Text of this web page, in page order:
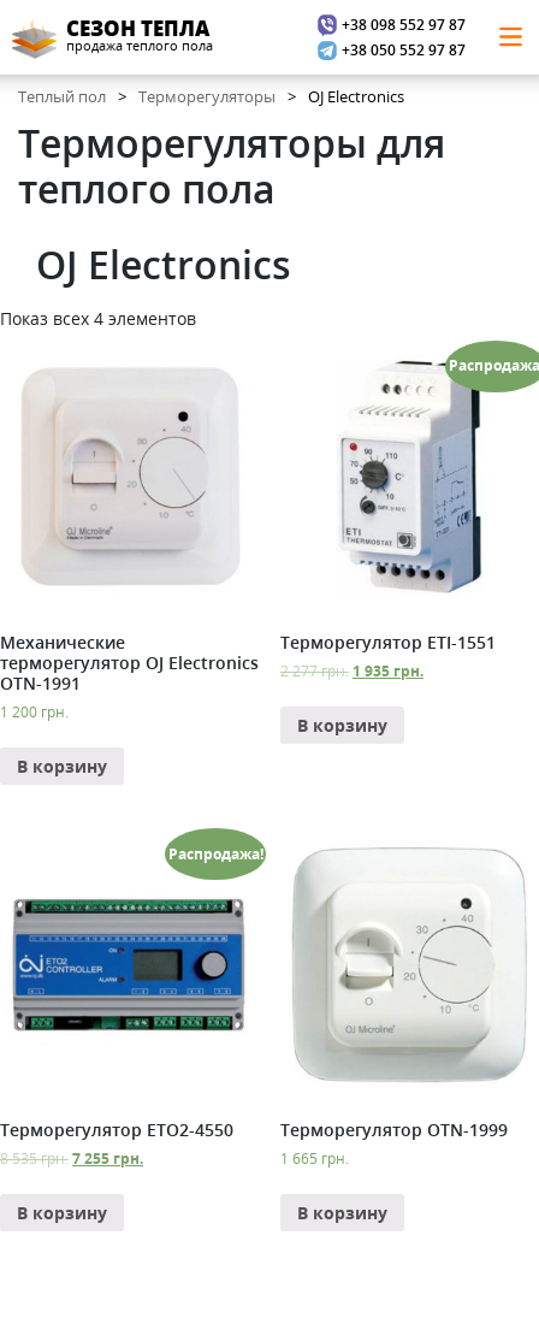
СЕЗОН ТЕПЛА
продажа теплого пола
+38 098 552 97 87
+38 050 552 97 87
Теплый пол Терморегуляторы OJ Electronics
Терморегуляторы для
теплого пола
OJ Electronics
Показ всех 4 элементов
Механические
терморегулятор OJ Electronics
OTN-1991
1 200 грн.
В корзину
Терморегулятор ETI-1551
2 277грн. 1 935 грн.
В корзину
Распродажа!
Терморегулятор ETO2-4550
8 535грн.7 255 грн.
В корзину
Терморегулятор OTN-1999
1 665 грн.
В корзину